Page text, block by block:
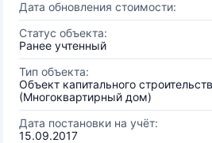
Дата обновления стоимости:
Статус объекта:
Ранее учтенный
Тип объекта:
Объект капитального
(Многоквартирный дом)
Дата постановки на учёт:
15.09.2017